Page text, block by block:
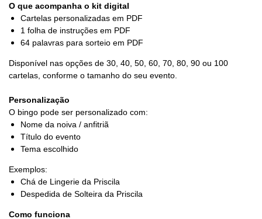
O que acompanha o kit digital
Cartelas personalizadas em PDF
1 folha de instruções em PDF
64 palavras para sorteio em PDF
Disponível nas opções de 30, 40, 50, 60, 70, 80, 90 ou 100
cartelas, conforme o tamanho do seu evento.
Personalização
O bingo pode ser personalizado com:
Nome da noiva / anfitriã
Título do evento
Tema escolhido
Exemplos:
Chá de Lingerie da Priscila
Despedida de Solteira da Priscila
Como funciona